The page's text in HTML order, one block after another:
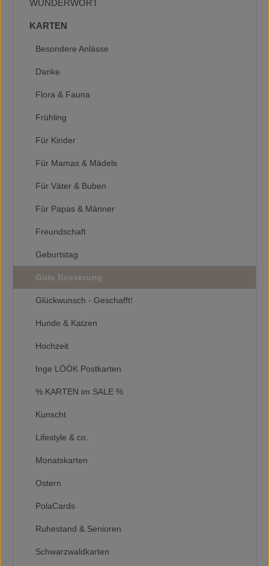
WUNDERWORT
KARTEN
Besondere Anlässe
Danke
Flora & Fauna
Frühling
Für Kinder
Für Mamas & Mädels
Für Väter & Buben
Für Papas & Männer
Freundschaft
Geburtstag
Gute Besserung
Glückwunsch - Geschafft!
Hunde & Katzen
Hochzeit
Inge LÖÖK Postkarten
% KARTEN im SALE %
Kunscht
Lifestyle & co.
Monatskarten
Ostern
PolaCards
Ruhestand & Senioren
Schwarzwaldkarten